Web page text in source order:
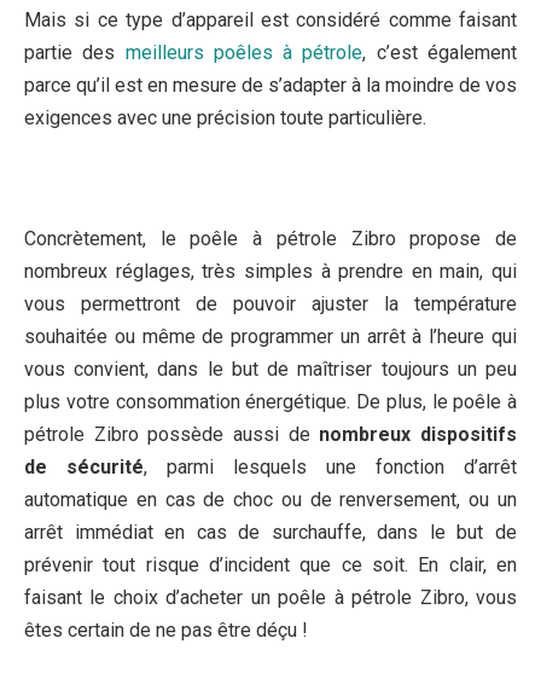
Mais si ce type d’appareil est considéré comme faisant
partie des meilleurs poêles à pétrole, c’est également
parce qu’il est en mesure de s’adapter à la moindre de vos
exigences avec une précision toute particulière.
Concrètement, le poêle à pétrole Zibro propose de
nombreux réglages, très simples à prendre en main, qui
vous permettront de pouvoir ajuster la température
souhaitée ou même de programmer un arrêt à l’heure qui
vous convient, dans le but de maîtriser toujours un peu
plus votre consommation énergétique. De plus, le poêle à
pétrole Zibro possède aussi de nombreux dispositifs
de sécurité, parmi lesquels une fonction d’arrêt
automatique en cas de choc ou de renversement, ou un
arrêt immédiat en cas de surchauffe, dans le but de
prévenir tout risque d’incident que ce soit. En clair, en
faisant le choix d’acheter un poêle à pétrole Zibro, vous
êtes certain de ne pas être déçu !